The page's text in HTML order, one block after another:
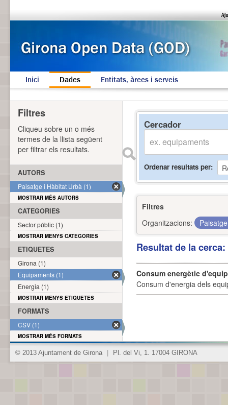
Inici Dades Entitats, àrees i serveis
Cercador
Ordenar resultats per
Filtres
Organitzacions:
Resultat de la
Consum energètic
Consum d'energia dels
Filtres
Cliqueu sobre un o més
termes de la llista següent
per filtrar els resultats.
AUTORS
Paisatge i Hàbitat Urbà (1)
MOSTRAR MÉS AUTORS
CATEGORIES
Sector públic (1)
MOSTRAR MENYS CATEGORIES
ETIQUETES
Girona (1)
Equipaments (1)
Energia (1)
MOSTRAR MENYS ETIQUETES
FORMATS
CSV (1)
MOSTRAR MÉS FORMATS
© 2013 Ajuntament de Girona Pl. del Vi, 1. 17004 GIRONA